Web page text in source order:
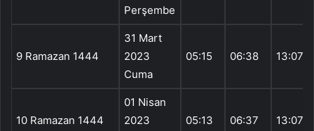
Perşembe
9 Ramazan 1444
31 Mart
2023
Cuma
05:15 06:38 13:07
10 Ramazan 1444
01 Nisan
2023
05:13 06:37 13:07